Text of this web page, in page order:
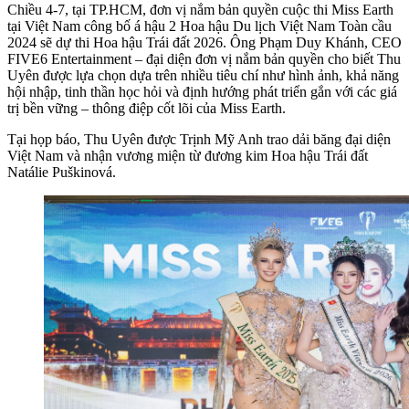
Chiều 4-7, tại TP.HCM, đơn vị nắm bản quyền cuộc thi Miss Earth
tại Việt Nam công bố á hậu 2 Hoa hậu Du lịch Việt Nam Toàn cầu
2024 sẽ dự thi Hoa hậu Trái đất 2026. Ông Phạm Duy Khánh, CEO
FIVE6 Entertainment – đại diện đơn vị nắm bản quyền cho biết Thu
Uyên được lựa chọn dựa trên nhiều tiêu chí như hình ảnh, khả năng
hội nhập, tinh thần học hỏi và định hướng phát triển gắn với các giá
trị bền vững – thông điệp cốt lõi của Miss Earth.
Tại họp báo, Thu Uyên được Trịnh Mỹ Anh trao dải băng đại diện
Việt Nam và nhận vương miện từ đương kim Hoa hậu Trái đất
Natálie Puškinová.